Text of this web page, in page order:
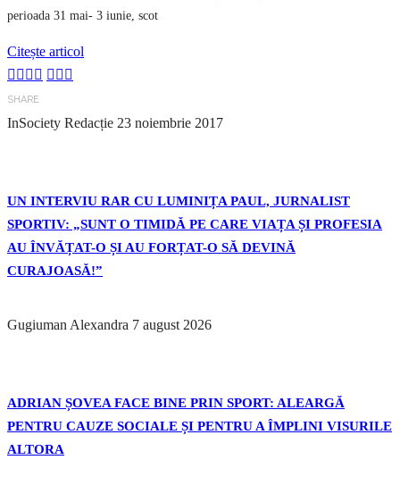
perioada 31 mai- 3 iunie, scot
Citește articol
SHARE
InSociety Redacție 23 noiembrie 2017
UN INTERVIU RAR CU LUMINIȚA PAUL, JURNALIST
SPORTIV: „SUNT O TIMIDĂ PE CARE VIAȚA ȘI PROFESIA
AU ÎNVĂȚAT-O ȘI AU FORȚAT-O SĂ DEVINĂ
CURAJOASĂ!”
Gugiuman Alexandra 7 august 2026
ADRIAN ȘOVEA FACE BINE PRIN SPORT: ALEARGĂ
PENTRU CAUZE SOCIALE ȘI PENTRU A ÎMPLINI VISURILE
ALTORA